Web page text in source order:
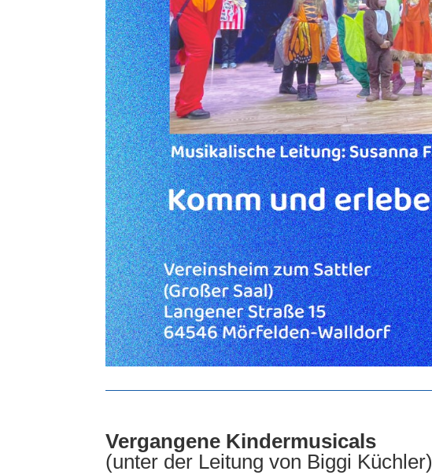
Vergangene Kindermusicals
(unter der Leitung von Biggi Küchler)